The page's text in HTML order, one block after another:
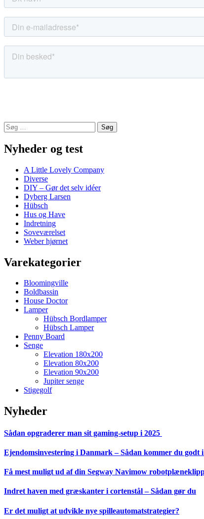
Søg
efter:
Nyheder og test
A Little Lovely Company
Diverse
DIY – Gør det selv idéer
Dyberg Larsen
Hübsch
Hus og Have
Indretning
Soveværelset
Weber hjørnet
Varekategorier
Bloomingville
Boldbassin
House Doctor
Lamper
Hübsch Bordlamper
Hübsch Lamper
Penny Board
Senge
Elevation 180x200
Elevation 80x200
Elevation 90x200
Jupiter senge
Stigegolf
Nyheder
Sådan opgraderer man sit gaming-setup i 2025
Ejendomsinvestering i Danmark – Sådan kommer du godt
Få mest muligt ud af din Segway Navimow
Indret haven med græskanter i cortenstål – Sådan gør du
Er det muligt at udvikle nye spilleautomatstrategier?